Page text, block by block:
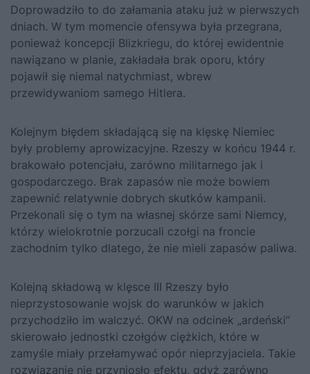
Doprowadziło to do załamania ataku już w pierwszych
dniach. W tym momencie ofensywa była przegrana,
ponieważ koncepcji Blizkriegu, do której ewidentnie
nawiązano w planie, zakładała brak oporu, który
pojawił się niemal natychmiast, wbrew
przewidywaniom samego Hitlera.
Kolejnym błędem składającą się na klęskę Niemiec
były problemy aprowizacyjne. Rzeszy w końcu 1944 r.
brakowało potencjału, zarówno militarnego jak i
gospodarczego. Brak zapasów nie może bowiem
zapewnić relatywnie dobrych skutków kampanii.
Przekonali się o tym na własnej skórze sami Niemcy,
którzy wielokrotnie porzucali czołgi na froncie
zachodnim tylko dlatego, że nie mieli zapasów paliwa.
Kolejną składową w klęsce III Rzeszy było
nieprzystosowanie wojsk do warunków w jakich
przychodziło im walczyć. OKW na odcinek „ardeński”
skierowało jednostki czołgów ciężkich, które w
zamyśle miały przełamywać opór nieprzyjaciela. Takie
rozwiązanie nie przyniosło efektu, gdyż zarówno